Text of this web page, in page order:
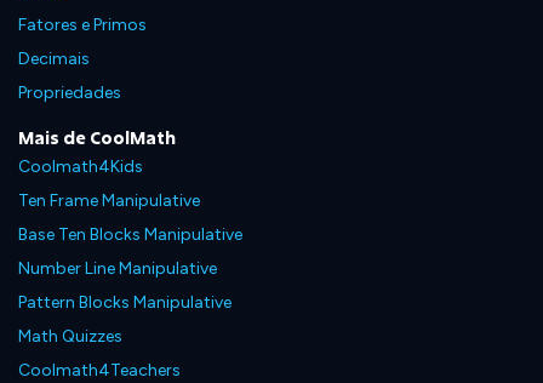
Fatores e Primos
Decimais
Propriedades
Mais de CoolMath
Coolmath4Kids
Ten Frame Manipulative
Base Ten Blocks Manipulative
Number Line Manipulative
Pattern Blocks Manipulative
Math Quizzes
Coolmath4Teachers